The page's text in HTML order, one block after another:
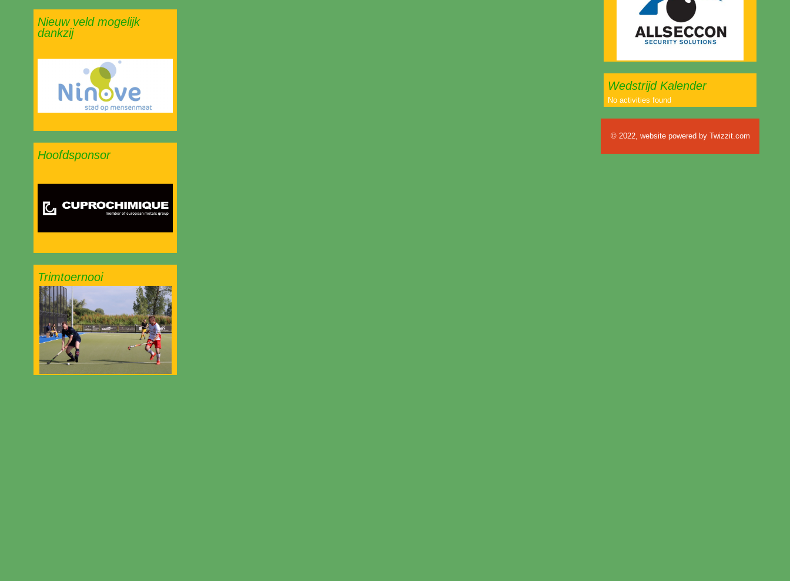
Nieuw veld mogelijk
dankzij
Hoofdsponsor
Trimtoernooi
Wedstrijd Kalender
No activities found
© 2022, website powered by Twizzit.com